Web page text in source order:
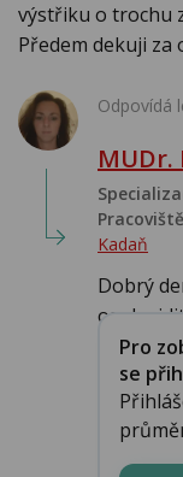
výstřiku o trochu
Předem dekuji za
Odpovídá
MUDr.
Kadaň
Dobrý
osob
Pro
se